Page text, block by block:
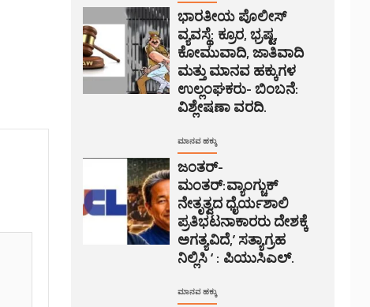
ಭಾರತೀಯ ಪೊಲೀಸ್
ವ್ಯವಸ್ಥೆ: ಕ್ರೂರ, ಭ್ರಷ್ಟ,
ಕೋಮುವಾದಿ, ಜಾತಿವಾದಿ
ಮತ್ತು ಮಾನವ ಹಕ್ಕುಗಳ
ಉಲ್ಲಂಘಕರು- ಬಿಂಬನೆ:
ವಿಶ್ಲೇಷಣಾ ವರದಿ.
ಮಾನವ ಹಕ್ಕು
ಜಂತರ್-
ಮಂತರ್:ವ್ಯಾಂಗ್ಚುಕ್
ನೇತೃತ್ವದ ಧೈರ್ಯಶಾಲಿ
ಪ್ರತಿಭಟನಾಕಾರರು ದೇಶಕ್ಕೆ
ಅಗತ್ಯವಿದೆ,’ ಸತ್ಯಾಗ್ರಹ
ನಿಲ್ಲಿಸಿ ‘ : ಪಿಯುಸಿಎಲ್.
ಮಾನವ ಹಕ್ಕು